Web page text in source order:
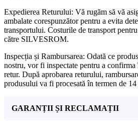
Expedierea Returului: Vă rugăm să vă
ambalate corespunzător pentru a evita
transportului. Costurile de transport
către SILVESROM.
Inspecția și Rambursarea: Odată ce
nostru, vor fi inspectate pentru a
retur. După aprobarea returului,
produsului va fi procesată în termen de
GARANȚII ȘI RECLAMAȚII